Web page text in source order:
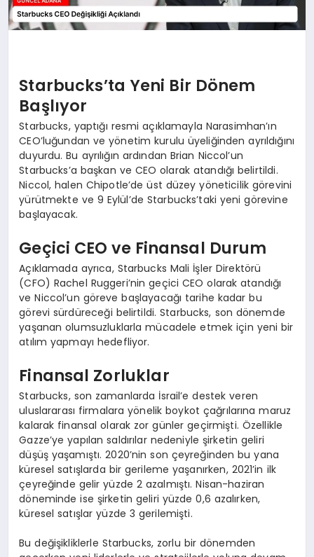
Starbucks’ta Yeni Bir Dönem
Başlıyor
Starbucks, yaptığı resmi açıklamayla Narasimhan’ın
CEO’luğundan ve yönetim kurulu üyeliğinden ayrıldığını
duyurdu. Bu ayrılığın ardından Brian Niccol’un
Starbucks’a başkan ve CEO olarak atandığı belirtildi.
Niccol, halen Chipotle’de üst düzey yöneticilik görevini
yürütmekte ve 9 Eylül’de Starbucks’taki yeni görevine
başlayacak.
Geçici CEO ve Finansal Durum
Açıklamada ayrıca, Starbucks Mali İşler Direktörü
(CFO) Rachel Ruggeri’nin geçici CEO olarak atandığı
ve Niccol’un göreve başlayacağı tarihe kadar bu
görevi sürdüreceği belirtildi. Starbucks, son dönemde
yaşanan olumsuzluklarla mücadele etmek için yeni bir
atılım yapmayı hedefliyor.
Finansal Zorluklar
Starbucks, son zamanlarda İsrail’e destek veren
uluslararası firmalara yönelik boykot çağrılarına maruz
kalarak finansal olarak zor günler geçirmişti. Özellikle
Gazze’ye yapılan saldırılar nedeniyle şirketin geliri
düşüş yaşamıştı. 2020’nin son çeyreğinden bu yana
küresel satışlarda bir gerileme yaşanırken, 2021’in ilk
çeyreğinde gelir yüzde 2 azalmıştı. Nisan-haziran
döneminde ise şirketin geliri yüzde 0,6 azalırken,
küresel satışlar yüzde 3 gerilemişti.
Bu değişikliklerle Starbucks, zorlu bir dönemden